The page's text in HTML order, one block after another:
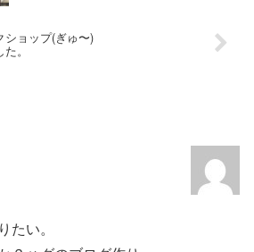
ショップ(ぎゅ〜)
。
い。